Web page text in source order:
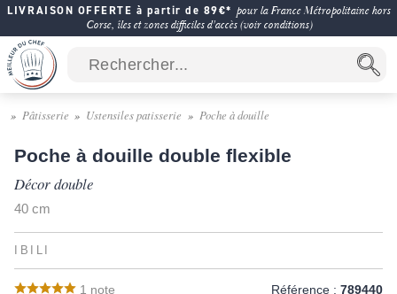
LIVRAISON OFFERTE à partir de 89€* pour la France Métropolitaine hors
Corse, îles et zones difficiles d'accès (voir conditions)
Pâtisserie Ustensiles patisserie Poche à douille
Poche à douille double flexible
Décor double
40 cm
IBILI
1 note Référence : 789440